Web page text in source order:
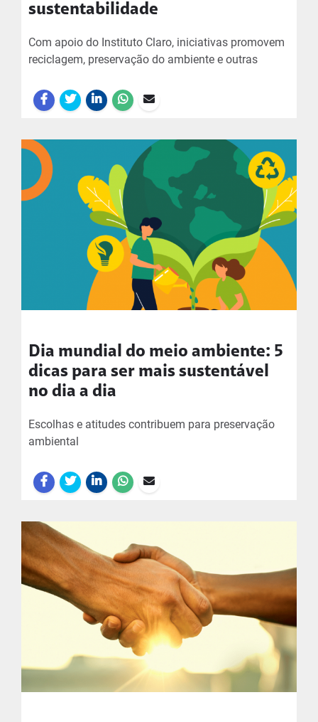
sustentabilidade
Com apoio do Instituto Claro, iniciativas promovem
reciclagem, preservação do ambiente e outras
Dia mundial do meio ambiente: 5
dicas para ser mais sustentável
no dia a dia
Escolhas e atitudes contribuem para preservação
ambiental